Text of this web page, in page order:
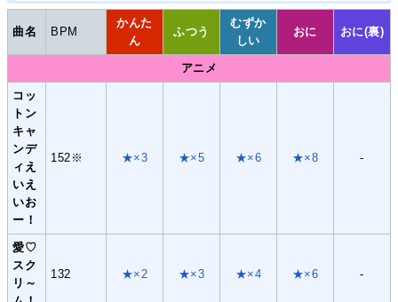
曲名 BPM
かんた
ん
ふつう
むずか
しい
おに おに(裏)
アニメ
コッ
トン
キャ
ンデ
ィえ
いえ
いお
ー！
152※ ★×3 ★×5 ★×6 ★×8 -
愛♡
スク
リ～
132 ★×2 ★×3 ★×4 ★×6 -